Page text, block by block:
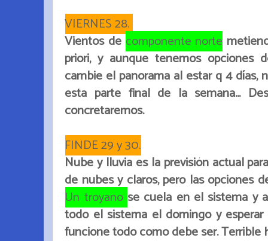
VIERNES 28.
Vientos decomponente norte
priori, y aunque tenemos
cambie el panorama al estar q 4
esta parte final de la semana...
concretaremos.
FINDE 29 y 30.
Nube y lluvia es la previsión actual
de nubes y claros, pero las opciones
Un troyano se cuela en el sistema y
todo el sistema el domingo y
funcione todo como debe ser.